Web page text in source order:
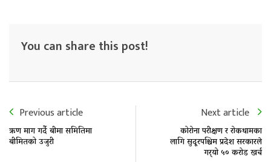
You can share this post!
Previous article
ऋण माग गर्दै बीमा समितिमा
बीमितको उजुरी
Next article
कोरोना परीक्षण र रोकथामका
लागि सुदूरपश्चिम प्रदेश सरकारले
गर्‍यो ५० करोड खर्च